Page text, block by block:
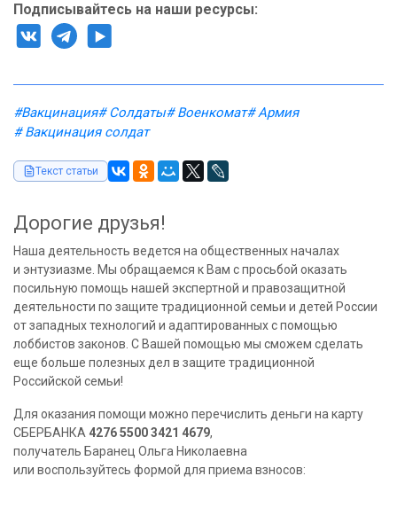
Подписывайтесь на наши ресурсы:
#Вакцинация# Солдаты# Военкомат# Армия
# Вакцинация солдат
Текст статьи
Дорогие друзья!
Наша деятельность ведется на общественных началах
и энтузиазме. Мы обращаемся к Вам с просьбой оказать
посильную помощь нашей экспертной и правозащитной
деятельности по защите традиционной семьи и детей России
от западных технологий и адаптированных с помощью
лоббистов законов. С Вашей помощью мы сможем сделать
еще больше полезных дел в защите традиционной
Российской семьи!
Для оказания помощи можно перечислить деньги на карту
СБЕРБАНКА 4276 5500 3421 4679,
получатель Баранец Ольга Николаевна
или воспользуйтесь формой для приема взносов: